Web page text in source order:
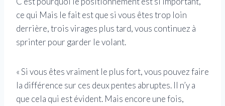
ce qui Mais le fait est que si vous êtes trop loin
derrière, trois virages plus tard, vous continuez à
sprinter pour garder le volant.
« Si vous êtes vraiment le plus fort, vous pouvez faire
la différence sur ces deux pentes abruptes. Il n’y a
que cela qui est évident. Mais encore une fois,